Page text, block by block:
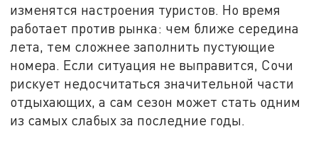
изменятся настроения туристов. Но время
работает против рынка: чем ближе середина
лета, тем сложнее заполнить пустующие
номера. Если ситуация не выправится, Сочи
рискует недосчитаться значительной части
отдыхающих, а сам сезон может стать одним
из самых слабых за последние годы.